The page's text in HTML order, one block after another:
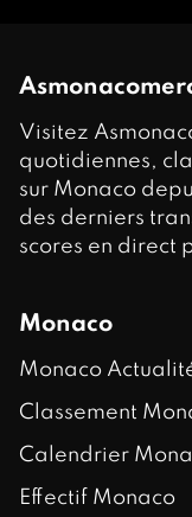
Visitez
quotidiennes,
sur Monaco
des derniers
scores en direct
Monaco
Monaco
Classement
Calendrier
Effectif Monaco